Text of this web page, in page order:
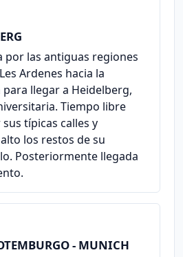
por las antiguas regiones
Ardenes hacia la
llegar a Heidelberg,
Tiempo libre
típicas calles y
los restos de su
Posteriormente llegada
- MUNICH